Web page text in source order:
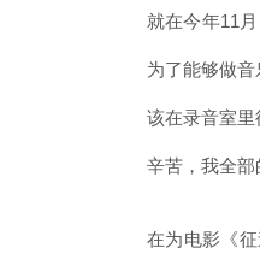
就在今年11
为了能够做
该在录音室
辛苦，我全
在为电影《